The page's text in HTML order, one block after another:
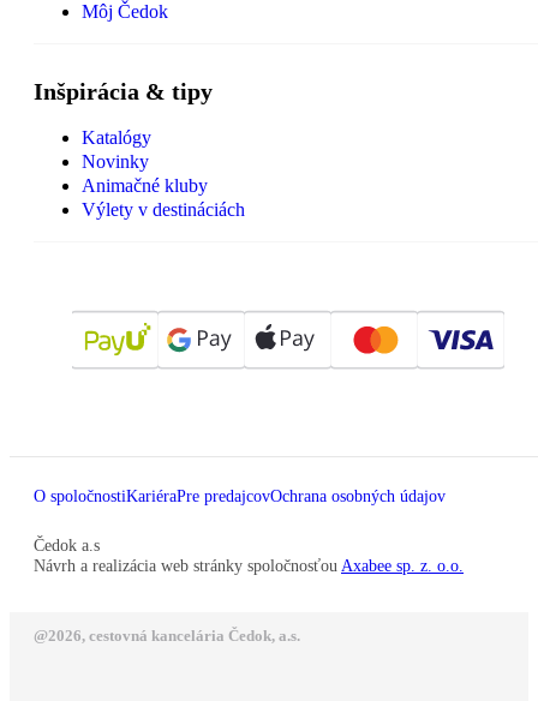
Môj Čedok
Inšpirácia & tipy
Katalógy
Novinky
Animačné kluby
Výlety v destináciách
O spoločnostiKariéraPre predajcovOchrana osobných údajov
Čedok a.s
Návrh a realizácia web stránky spoločnosťou Axabee sp. z. o.o.
@2026, cestovná kancelária Čedok, a.s.